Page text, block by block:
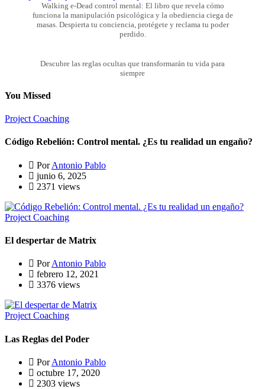
Walking e-Dead control mental: El libro que revela cómo
funciona la manipulación psicológica y la obediencia ciega de
masas. Despierta tu conciencia, protégete y reclama tu poder
perdido.
Descubre las reglas ocultas que transformarán tu vida para
siempre
You Missed
Project Coaching
Código Rebelión: Control mental. ¿Es tu realidad un engaño?
PorAntonio Pablo
junio 6, 2025
2371 views
Project Coaching
El despertar de Matrix
PorAntonio Pablo
febrero 12, 2021
3376 views
Project Coaching
Las Reglas del Poder
PorAntonio Pablo
octubre 17, 2020
2303 views